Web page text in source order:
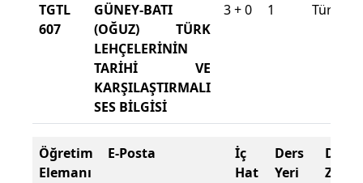
TGTL
607
GÜNEY-BATI
(OĞUZ) TÜRK
LEHÇELERİNİN
TARİHİ VE
KARŞILAŞTIRMALI
SES BİLGİSİ
3 + 0 1 Türkçe
Öğretim
Elemanı
E-Posta
İç
Hat
Ders
Yeri